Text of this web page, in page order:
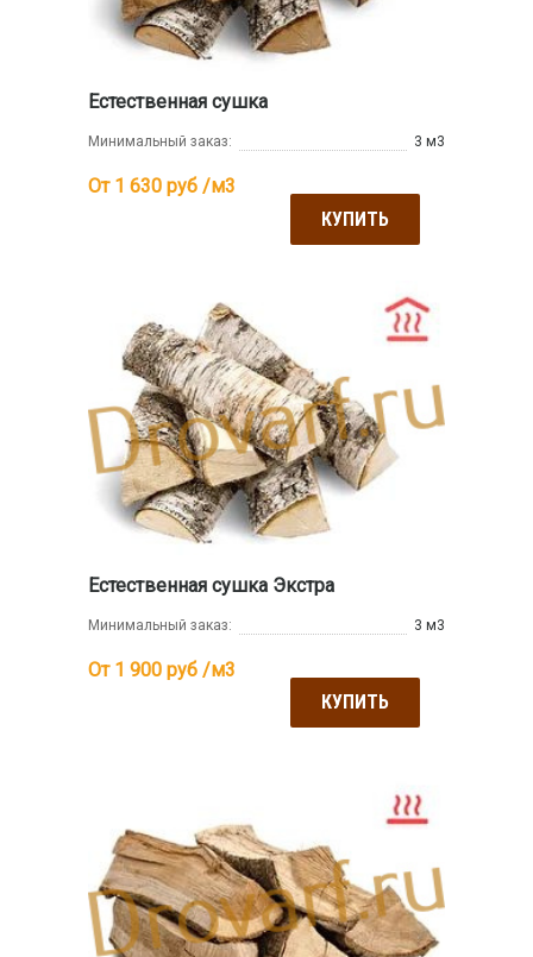
Естественная сушка
Минимальный заказ: 3 м3
От 1 630 руб /м3
КУПИТЬ
Естественная сушка Экстра
Минимальный заказ: 3 м3
От 1 900 руб /м3
КУПИТЬ